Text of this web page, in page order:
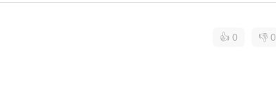
👍 0 👎 0